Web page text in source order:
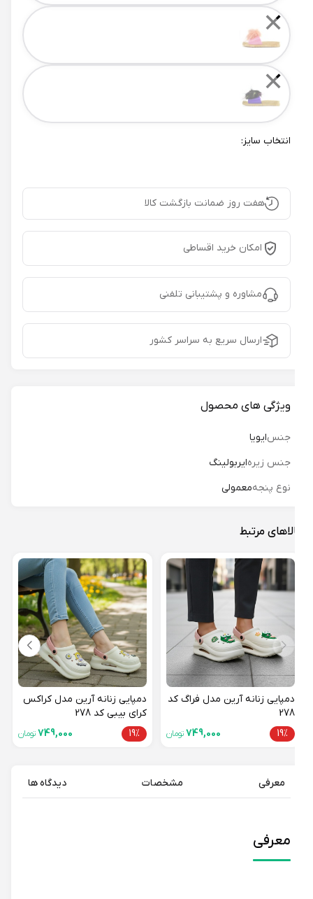
✕
✕
انتخاب سایز:
هفت روز ضمانت بازگشت کالا
امکان خرید اقساطی
مشاوره و پشتیبانی تلفنی
ارسال سریع به سراسر کشور
ویژگی های محصول
جنسایویا
جنس زیره ایربولینگ
نوع پنجهمعمولی
مرتبط
دمپایی زنانه آرین مدل فراگ کد
749,000تومان
دمپایی زنانه آرین مدل کراکس
کرای بیبی کد 278
749,000تومان
معرفی مشخصات دیدگاه ها
معرفی